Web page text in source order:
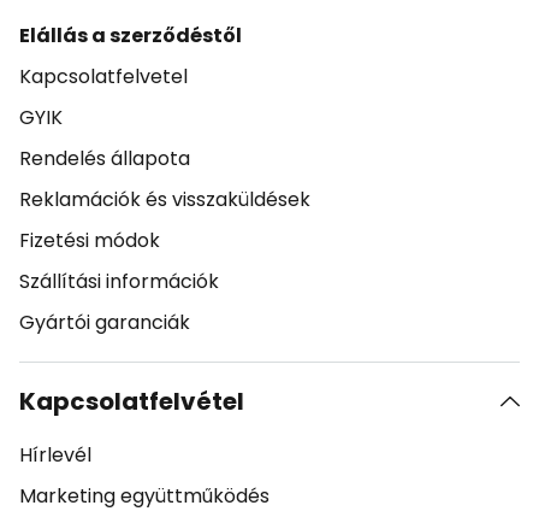
Elállás a szerződéstől
Kapcsolatfelvetel
GYIK
Rendelés állapota
Reklamációk és visszaküldések
Fizetési módok
Szállítási információk
Gyártói garanciák
Kapcsolatfelvétel
Hírlevél
Marketing együttműködés